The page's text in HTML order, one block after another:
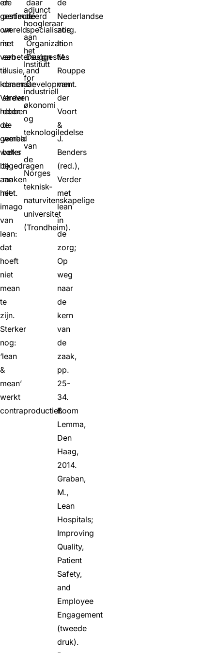
en
gestimuleerd
om
met
verbetersuggesties
te
komen.
Verder
hebben
de
gemba
walks
bijgedragen
aan
het
imago
van
lean:
dat
hoeft
niet
mean
te
zijn.
Sterker
nog:
‘lean
&
mean’
werkt
contraproductief.
de
perfecte
wereld
is
een
illusie,
daarnaar
streven
door
de
wereld
beter
te
maken
niet.
adjunct
hoogleraar
aan
het
Institutt
for
industriell
økonomi
og
teknologiledelse
van
de
Norges
teknisk-
naturvitenskapelige
universitet
(Trondheim).
daar
de
specialisatie
Organization
Design
and
Development.
de
Nederlandse
zorg.
In:
M.
Rouppe
van
der
Voort
&
J.
Benders
(red.),
Verder
met
lean
in
de
zorg;
Op
weg
naar
de
kern
van
de
zaak,
pp.
25-
34.
Boom
Lemma,
Den
Haag,
2014.
Graban,
M.,
Lean
Hospitals;
Improving
Quality,
Patient
Safety,
and
Employee
Engagement
(tweede
druk).